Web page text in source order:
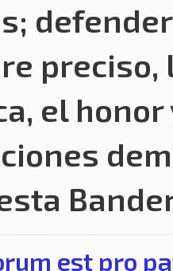
preciso,
el
est pro